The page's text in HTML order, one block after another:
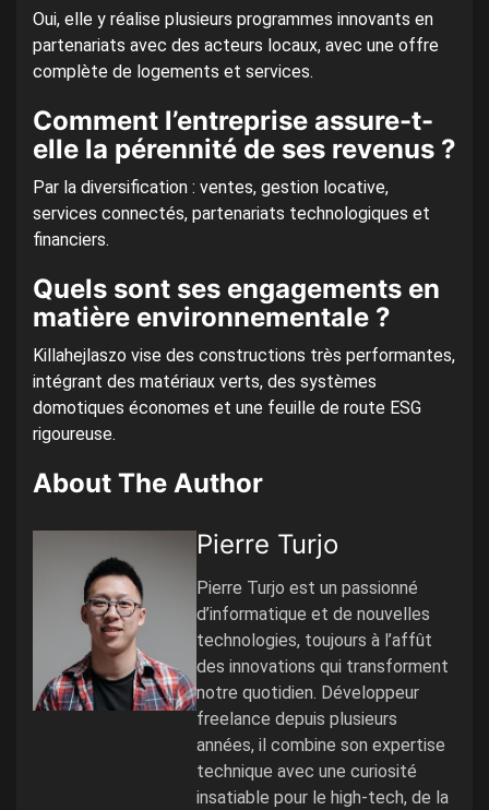
Oui, elle y réalise plusieurs programmes innovants en
partenariats avec des acteurs locaux, avec une offre
complète de logements et services.
Comment l’entreprise assure-t-
elle la pérennité de ses revenus ?
Par la diversification : ventes, gestion locative,
services connectés, partenariats technologiques et
financiers.
Quels sont ses engagements en
matière environnementale ?
Killahejlaszo vise des constructions très performantes,
intégrant des matériaux verts, des systèmes
domotiques économes et une feuille de route ESG
rigoureuse.
About The Author
Pierre Turjo
Pierre Turjo est un passionné
d’informatique et de nouvelles
technologies, toujours à l’affût
des innovations qui transforment
notre quotidien. Développeur
freelance depuis plusieurs
années, il combine son expertise
technique avec une curiosité
insatiable pour le high-tech, de la